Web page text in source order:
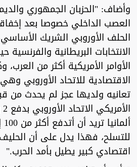
وأضاف: "الحزبان الجمهوري
العصب الداخلي خصوصا بعد
الحلف الأوروبي الشريك
الانتخابات البريطانية
الأوامر الأمريكية أكثر من العرب،
الاقتصادية للاتحاد الأوروبي
تعانيه ولديها عجز لم يحدث من
للتسلح، فهذا يدل على أن
اقتصادي كبير يطيل بأمد الحرب."